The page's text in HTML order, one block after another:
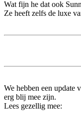
Wat fijn he dat ook
Ze heeft zelfs de luxe
We hebben een update
erg blij mee zijn.
Lees gezellig mee: